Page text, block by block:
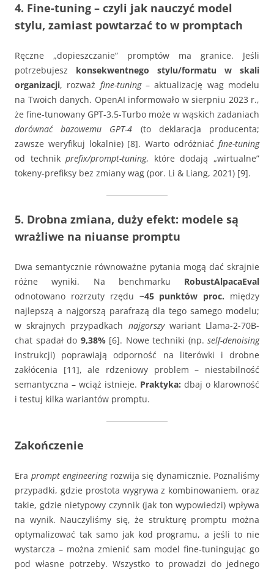
4. Fine-tuning – czyli jak nauczyć model
stylu, zamiast powtarzać to w promptach
Ręczne „dopieszczanie” promptów ma granice. Jeśli
potrzebujesz konsekwentnego stylu/formatu w skali
organizacji, rozważ fine-tuning– aktualizację wag modelu
na Twoich danych. OpenAI informowało w sierpniu 2023 r.,
że fine-tunowany GPT-3.5-Turbo może w wąskich zadaniach
dorównać bazowemu GPT-4 (to deklaracja producenta;
zawsze weryfikuj lokalnie) [8]. Warto odróżniać fine-tuning
od technikprefix/prompt-tuning, które dodają „wirtualne”
tokeny-prefiksy bez zmiany wag (por. Li & Liang, 2021) [9].
5. Drobna zmiana, duży efekt: modele są
wrażliwe na niuanse promptu
Dwa semantycznie równoważne pytania mogą dać skrajnie
różne wyniki. Na benchmarku RobustAlpacaEval
odnotowano rozrzuty rzędu ~45 punktów proc. między
najlepszą a najgorszą parafrazą dla tego samego modelu;
w skrajnych przypadkach najgorszywariant Llama-2-70B-
chat spadał do 9,38%[6]. Nowe techniki (np. self-denoising
instrukcji) poprawiają odporność na literówki i drobne
zakłócenia [11], ale rdzeniowy problem – niestabilność
semantyczna – wciąż istnieje. Praktyka: dbaj o klarowność
i testuj kilka wariantów promptu.
Zakończenie
Era prompt engineeringrozwija się dynamicznie. Poznaliśmy
przypadki, gdzie prostota wygrywa z kombinowaniem, oraz
takie, gdzie nietypowy czynnik (jak ton wypowiedzi) wpływa
na wynik. Nauczyliśmy się, że strukturę promptu można
optymalizować tak samo jak kod programu, a jeśli to nie
wystarcza – można zmienić sam model fine-tuningując go
pod własne potrzeby. Wszystko to prowadzi do jednego